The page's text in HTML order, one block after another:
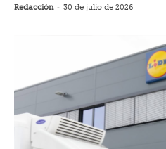
Redacción - 30 de julio de 2026